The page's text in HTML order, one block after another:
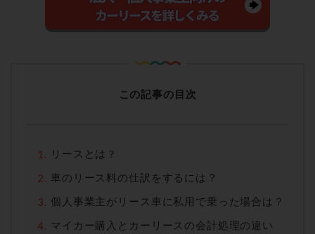
この記事の目次
リースとは？
車のリース料の仕訳をするには？
個人事業主がリース車に私用で乗った場合は？
マイカー購入とカーリースの会計処理の違い